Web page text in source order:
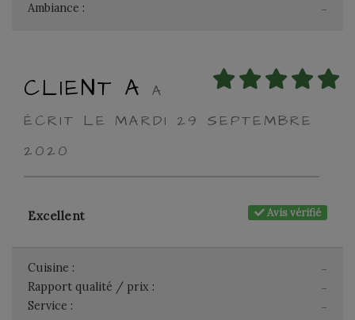
-
Ambiance :
CLIENT A
A
ÉCRIT LE MARDI 29 SEPTEMBRE
2020
Avis vérifié
Excellent
-
Cuisine :
-
Rapport qualité / prix :
-
Service :